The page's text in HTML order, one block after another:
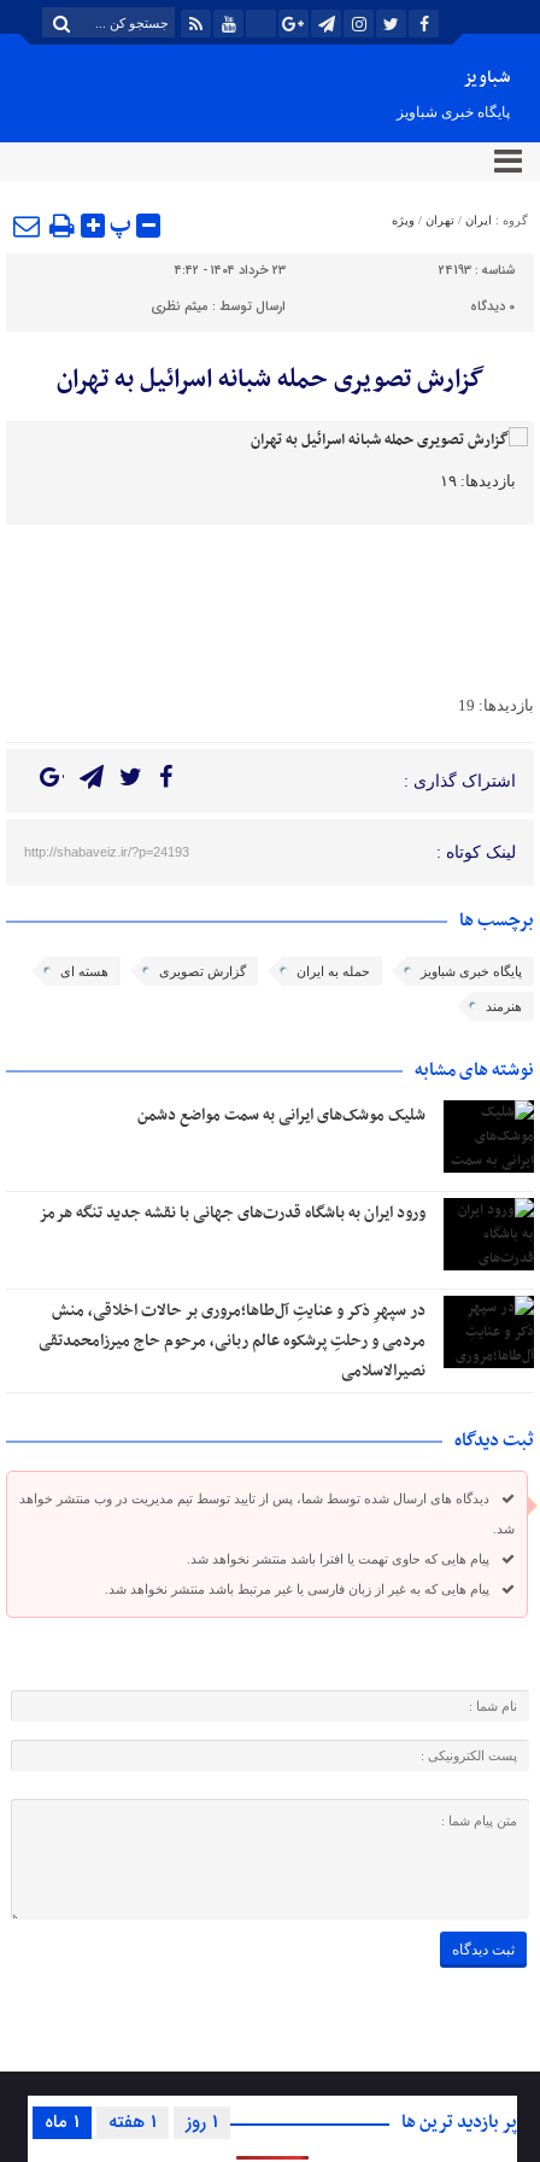
شباویز
پایگاه خبری شباویز
گروه : ایران / تهران / ویژه پ
شناسه : 24193
۲۳ خرداد ۱۴۰۴ - ۴:۴۲
۰ دیدگاه ارسال توسط : میثم نظری
گزارش تصویری حمله شبانه اسرائیل به تهران
بازدیدها: ۱۹
بازدیدها: 19
اشتراک گذاری :
لینک کوتاه : http://shabaveiz.ir/?p=24193
برچسب ها
پایگاه خبری شباویز حمله به ایران گزارش تصویری هسته ای
هنرمند
نوشته های مشابه
شلیک موشک‌های ایرانی به سمت مواضع دشمن
ورود ایران به باشگاه قدرت‌های جهانی با نقشه جدید تنگه هرمز
در سپهرِ ذکر و عنایتِ آل‌طاها؛مروری بر حالات اخلاقی، منش
مردمی و رحلتِ پرشکوه عالم ربانی، مرحوم حاج میرزامحمدتقی
نصیرالاسلامی
ثبت دیدگاه
دیدگاه های ارسال شده توسط شما، پس از تایید توسط تیم مدیریت در وب منتشر خواهد
شد.
پیام هایی که حاوی تهمت یا افترا باشد منتشر نخواهد شد.
پیام هایی که به غیر از زبان فارسی یا غیر مرتبط باشد منتشر نخواهد شد.
پر بازدید ترین ها 1 ماه 1 هفته 1 روز